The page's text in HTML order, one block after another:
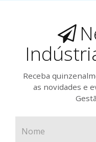
Receba
as novidades e